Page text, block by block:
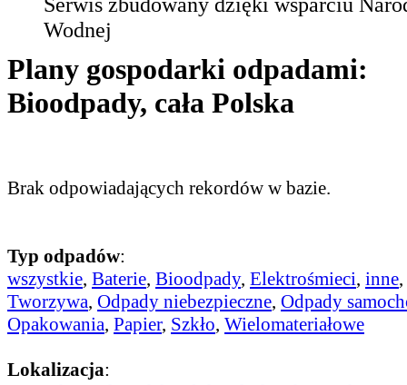
Wodnej
Plany gospodarki odpadami:
Bioodpady, cała Polska
Brak odpowiadających rekordów w bazie.
Typ odpadów:
wszystkie, Baterie, Bioodpady, Elektrośmieci, inne,
Tworzywa, Odpady niebezpieczne, Odpady
Opakowania, Papier, Szkło, Wielomateriałowe
Lokalizacja: